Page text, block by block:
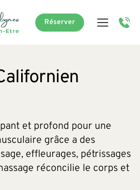
Réserver
et profond pour une
grâce a des
effleurages, pétrissages
réconcilie le corps et